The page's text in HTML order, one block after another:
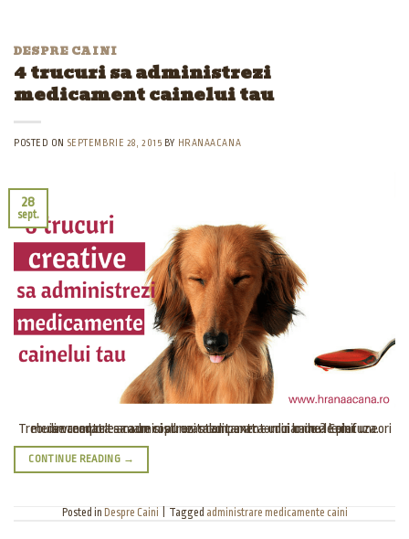
DESPRE CAINI
4 trucuri sa administrezi
medicament cainelui tau
POSTED ON SEPTEMBRIE 28, 2015 BY HRANAACANA
28
sept.
Trebuia vreodata sa administrezi medicament unui caine? Cainii uneori se comporta ca un copil neastamparat – nici lor nu le plac medimanentele amare si au un talent extraordinar de a le refuza.
CONTINUE READING →
Posted in Despre Caini Tagged administrare medicamente caini